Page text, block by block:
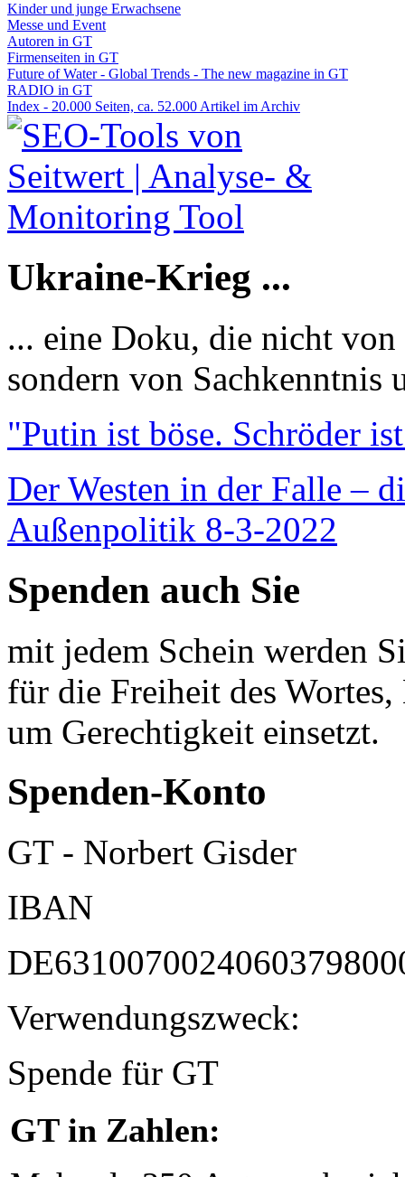
Kinder und junge Erwachsene
Messe und Event
Autoren in GT
Firmenseiten in GT
Future of Water - Global Trends - The new magazine in GT
RADIO in GT
Index - 20.000 Seiten, ca. 52.000 Artikel im Archiv
Ukraine-Krieg ...
... eine Doku, die nicht
sondern von Sachkenntnis
"Putin ist böse. Schröder
Der Westen in der Falle –
Außenpolitik 8-3-2022
Spenden auch Sie
mit jedem Schein werden
für die Freiheit des
um Gerechtigkeit einsetzt.
Spenden-Konto
GT - Norbert Gisder
IBAN
Verwendungszweck:
Spende für GT
GT in Zahlen: